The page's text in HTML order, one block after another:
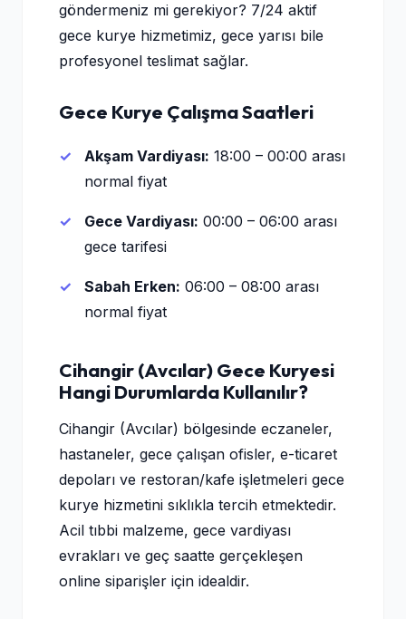
göndermeniz mi gerekiyor? 7/24 aktif
gece kurye hizmetimiz, gece yarısı bile
profesyonel teslimat sağlar.
Gece Kurye Çalışma Saatleri
Akşam Vardiyası: 18:00 – 00:00 arası
normal fiyat
Gece Vardiyası: 00:00 – 06:00 arası
gece tarifesi
Sabah Erken: 06:00 – 08:00 arası
normal fiyat
Cihangir (Avcılar) Gece Kuryesi
Hangi Durumlarda Kullanılır?
Cihangir (Avcılar) bölgesinde eczaneler,
hastaneler, gece çalışan ofisler, e-ticaret
depoları ve restoran/kafe işletmeleri gece
kurye hizmetini sıklıkla tercih etmektedir.
Acil tıbbi malzeme, gece vardiyası
evrakları ve geç saatte gerçekleşen
online siparişler için idealdir.